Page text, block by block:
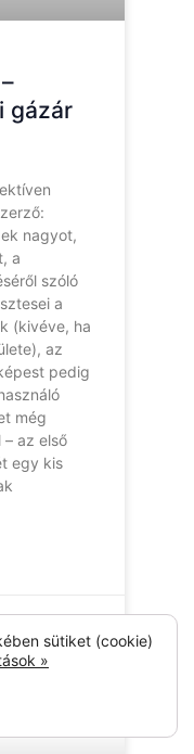
gázár
nagyot,
a
szóló
a
(kivéve, ha
az
pedig
még
az első
egy kis
sütiket (cookie)
»